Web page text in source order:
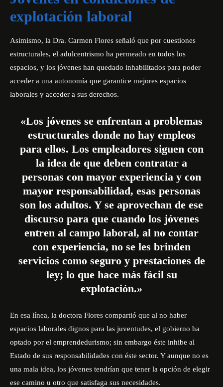
explotación laboral
Asimismo, la Dra. Carmen Flores señaló que por cuestiones
estructurales, el adulcentrismo ha permeado en todos los
espacios, y los jóvenes han quedado inhabilitados para poder
acceder a una autonomía que garantice mejores espacios
laborales y acceder a sus derechos.
«Los jóvenes se enfrentan a problemas
estructurales donde no hay empleos
para ellos. Los empleadores siguen con
la idea de que deben contratar a
personas con mayor experiencia y con
mayor responsabilidad, esas personas
son los adultos. Y se aprovechan de ese
discurso para que cuando los jóvenes
entren al campo laboral, al no contar
con experiencia, no se les brinden
servicios como seguro y prestaciones de
ley; lo que hace más fácil su
explotación.»
En esa línea, la doctora Flores compartió que al no haber
espacios laborales dignos para las juventudes, el gobierno ha
optado por el emprendedurismo; sin embargo éste inhibe al
Estado de sus responsabilidades con éste sector. Y aunque no es
una mala idea, los jóvenes tendrían que tener la opción de elegir
ese camino u otro que satisfaga sus necesidades.